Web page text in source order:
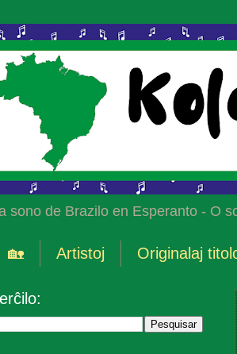
sono de Brazilo en Esperanto - O
🏡 Artistoj Originalaj